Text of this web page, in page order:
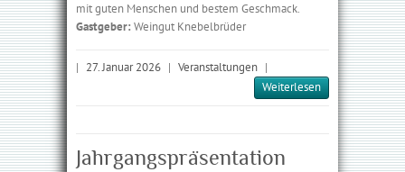
mit guten Menschen und bestem Geschmack.
Gastgeber: Weingut Knebelbrüder
| 27. Januar 2026 | Veranstaltungen |
Weiterlesen
Jahrgangspräsentation